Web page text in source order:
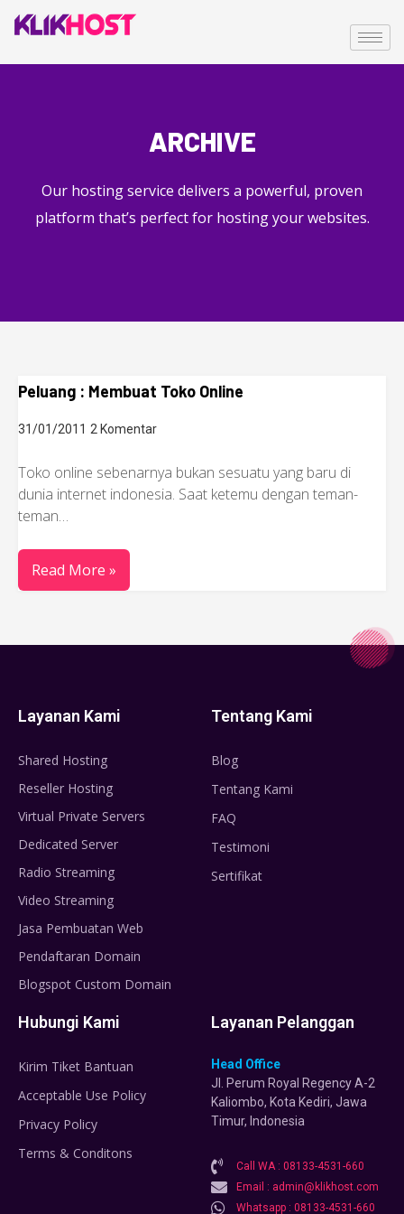
ARCHIVE
Our hosting service delivers a powerful, proven
platform that’s perfect for hosting your websites.
Peluang : Membuat Toko Online
31/01/2011 2 Komentar
Toko online sebenarnya bukan sesuatu yang baru di
dunia internet indonesia. Saat ketemu dengan teman-
teman…
Read More »
Layanan Kami
Shared Hosting
Reseller Hosting
Virtual Private Servers
Dedicated Server
Radio Streaming
Video Streaming
Jasa Pembuatan Web
Pendaftaran Domain
Blogspot Custom Domain
Tentang Kami
Blog
Tentang Kami
FAQ
Testimoni
Sertifikat
Hubungi Kami
Kirim Tiket Bantuan
Acceptable Use Policy
Privacy Policy
Terms & Conditons
Layanan Pelanggan
Head Office
Jl. Perum Royal Regency A-2
Kaliombo, Kota Kediri, Jawa
Timur, Indonesia
Call WA : 08133-4531-660
Email : admin@klikhost.com
Whatsapp : 08133-4531-660